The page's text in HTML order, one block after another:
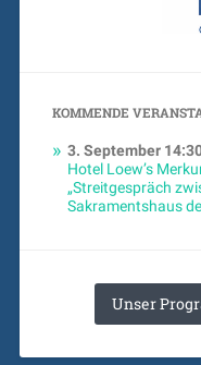
KOMMENDE
3. September
Hotel Loew’s
„Streitgespräch
Sakramentshaus
Unser